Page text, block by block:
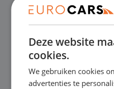
Financial lease –
Gratis
Deze website
cookies.
We gebruiken cookies
advertenties te